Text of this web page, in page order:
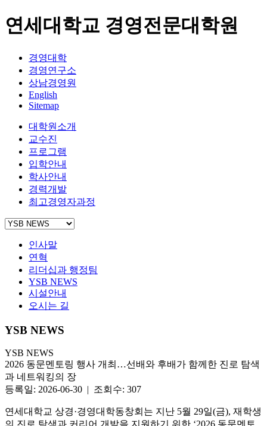
연세대학교 경영전문대학원
경영대학
경영연구소
상남경영원
English
Sitemap
대학원소개
교수진
프로그램
입학안내
학사안내
경력개발
최고경영자과정
인사말
연혁
리더십과 행정팀
YSB NEWS
시설안내
오시는 길
YSB NEWS
YSB NEWS
2026 동문멘토링 행사 개최…선배와 후배가 함께한 진로 탐색
과 네트워킹의 장
등록일: 2026-06-30 | 조회수: 307
연세대학교 상경·경영대학동창회는 지난 5월 29일(금), 재학생